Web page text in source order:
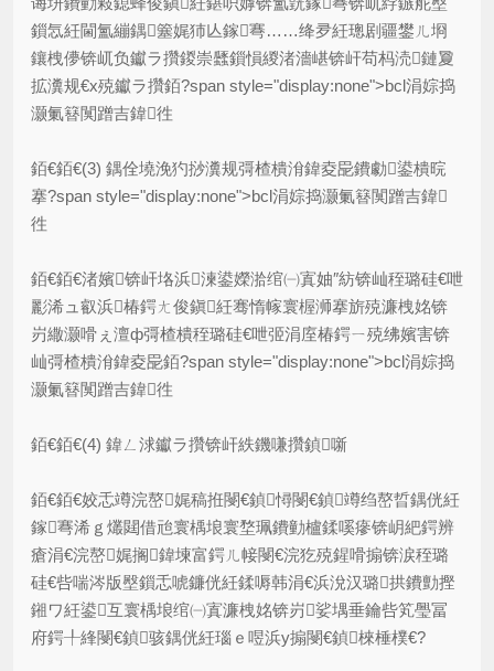
鎻忥紝閫氳繃鍝簺娓犻亾鎵弿……绛夛紝璁剧疆鐢ㄦ埛
鑲栧儚锛屼负钀ラ攢鍐崇瓥鎻愪緵渚濇嵁锛屽苟杩涜鏈夐
拡瀵规€х殑钀ラ攢銆?span style="display:none">bcl涓婃捣
灏氭簮闃蹭吉鍏徃
銆€銆€(3) 鍝佺墝浼犳挱瀵规彁楂樻洕鍏夌巼鐨勮鍙樻晥
搴?span style="display:none">bcl涓婃捣灏氭簮闃蹭吉鍏
徃
銆€銆€渚嬪锛屽垎浜湅鍙嬫湁绾㈠寘妯″紡锛屾秷璐硅€呭
彲浠ュ叡浜椿鍔ㄤ俊鎭紝骞惰幏寰楃浉搴旂殑濂栧姳锛
岃繖灏嗗ぇ澶ф彁楂樻秷璐硅€呭弬涓庢椿鍔ㄧ殑绋嬪害锛
屾彁楂樻洕鍏夌巼銆?span style="display:none">bcl涓婃捣
灏氭簮闃蹭吉鍏徃
銆€銆€(4) 鍏ㄥ浗钀ラ攢锛屽紩鐖嗛攢鍞噺
銆€銆€姣忎竴浣嶅娓稿拰閿€鍞憳閿€鍞竴绉嶅晢鍝侊紝
鎵弿浠ｇ爜閮借兘寰楀埌寰堥珮鐨勭櫨鍒嗘瘮锛岄紦鍔辨
瘡涓€浣嶅娓搁鍏堜富鍔ㄦ帹閿€浣犵殑鍟嗗搧锛涙秷璐
硅€呰喘涔版壂鎻忎唬鐮侊紝鍒嗕韩涓€浜涗汉璐拱鐨勯摼
鎺ワ紝鍙互寰楀埌绾㈠寘濂栧姳锛岃娑堣垂鑰呰笂璺冨
府鍔╀綘閿€鍞骇鍝侊紝瑙ｅ喅浜у搧閿€鍞棶棰樸€?